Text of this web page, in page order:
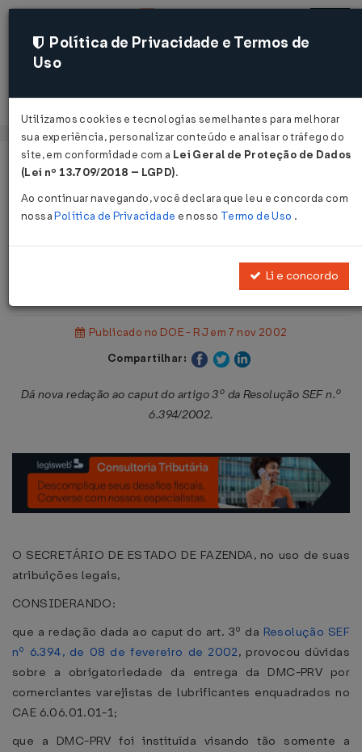
Acessar
Página Inicial
Legislações
Resolução SEF nº 6.520 de
Publicado no DOE - RJ em 7 nov 2002
Compartilhar:
Dá nova redação ao caput do artigo 3º da Resolução SEF n.º
6.394/2002.
O SECRETÁRIO DE ESTADO DE FAZENDA, no uso de suas
atribuições legais,
CONSIDERANDO:
que a redação dada ao caput do art. 3º da Resolução SEF
nº 6.394, de 08 de fevereiro de 2002, provocou dúvidas
sobre a obrigatoriedade da entrega da DMC-PRV por
comerciantes varejistas de lubrificantes enquadrados no
CAE 6.06.01.01-1;
que a DMC-PRV foi instituída visando tão somente a
Política de Privacidade e Termos de
Uso
Utilizamos cookies e tecnologias semelhantes para melhorar
sua experiência, personalizar conteúdo e analisar o tráfego do
site, em conformidade com a Lei Geral de Proteção de Dados
(Lei nº 13.709/2018 – LGPD).
Ao continuar navegando, você declara que leu e concorda com
nossaPolítica de Privacidade e nosso Termo de Uso .
Li e concordo